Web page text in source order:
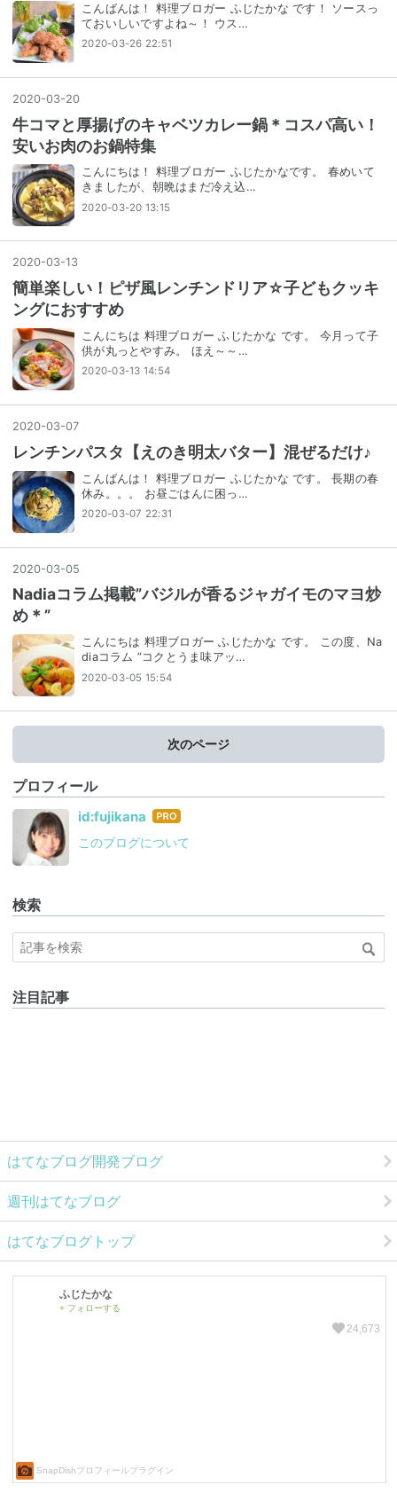
こんばんは！ 料理ブロガー ふじたかな です！ ソースっ
ておいしいですよね～！ ウス…
2020-03-26 22:51
2020-03-20
牛コマと厚揚げのキャベツカレー鍋＊コスパ高い！
安いお肉のお鍋特集
こんにちは！ 料理ブロガー ふじたかなです。 春めいて
きましたが、朝晩はまだ冷え込…
2020-03-20 13:15
2020-03-13
簡単楽しい！ピザ風レンチンドリア☆子どもクッキ
ングにおすすめ
こんにちは 料理ブロガー ふじたかな です。 今月って子
供が丸っとやすみ。 ほえ～～…
2020-03-13 14:54
2020-03-07
レンチンパスタ【えのき明太バター】混ぜるだけ♪
こんばんは！ 料理ブロガー ふじたかな です。 長期の春
休み。。。 お昼ごはんに困っ…
2020-03-07 22:31
2020-03-05
Nadiaコラム掲載”バジルが香るジャガイモのマヨ炒
め＊”
こんにちは 料理ブロガー ふじたかな です。 この度、Na
diaコラム ”コクとうま味アッ…
2020-03-05 15:54
次のページ
プロフィール
id:fujikana はて
ログ
このブログについて
検索
注目記事
はてなブログ開発ブログ
週刊はてなブログ
はてなブログトップ